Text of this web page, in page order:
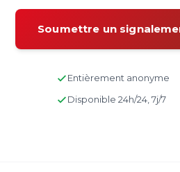
Soumettre un
Entièrement anonyme
Disponible 24h/24, 7j/7